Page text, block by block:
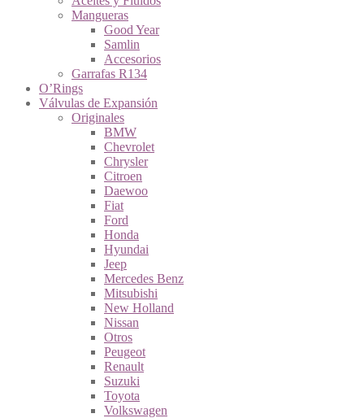
Mangueras
Good Year
Samlin
Accesorios
Garrafas R134
O’Rings
Válvulas de Expansión
Originales
BMW
Chevrolet
Chrysler
Citroen
Daewoo
Fiat
Ford
Honda
Hyundai
Jeep
Mercedes Benz
Mitsubishi
New Holland
Nissan
Otros
Peugeot
Renault
Suzuki
Toyota
Volkswagen